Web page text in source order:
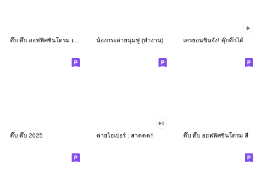
ดึ๊บ ดึ๊บ ออฟฟิศซินโดรม เก้า น้องกระต่ายนุ่มฟู (ทำงาน) เครยอนชินจัง! ดุ๊กดิ๊กได้
ดึ๊บ ดึ๊บ 2025 ต่ายไฮเปอร์ : สาดดด!! ดึ๊บ ดึ๊บ ออฟฟิศซินโดรม สี่